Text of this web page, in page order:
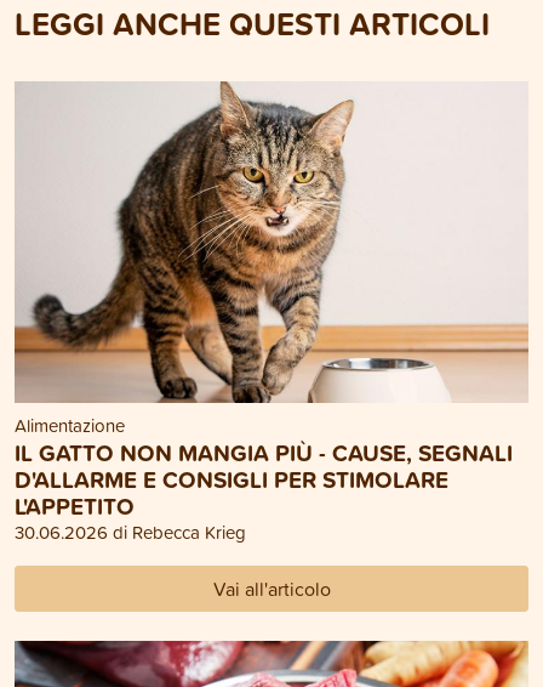
LEGGI ANCHE QUESTI ARTICOLI
Alimentazione
IL GATTO NON MANGIA PIÙ - CAUSE, SEGNALI
D'ALLARME E CONSIGLI PER STIMOLARE
L'APPETITO
30.06.2026 di Rebecca Krieg
Vai all'articolo